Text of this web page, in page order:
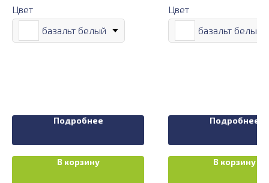
Цвет
базальт белый
Подробнее
В корзину
Цвет
базальт белый
Подробнее
В корзину